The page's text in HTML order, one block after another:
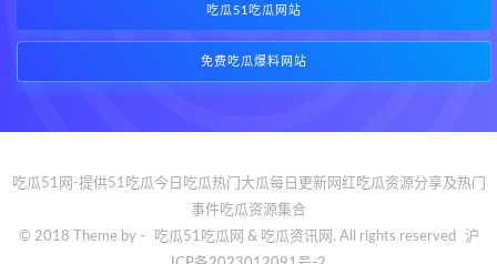
吃瓜51吃瓜网站
免费吃瓜爆料网站
吃瓜51网-提供51吃瓜今日吃瓜热门大瓜每日更新网红吃瓜资源分享及热门
事件吃瓜资源集合
© 2018 Theme by -
吃瓜51吃瓜网 & 吃瓜资讯网. All rights reserved
沪